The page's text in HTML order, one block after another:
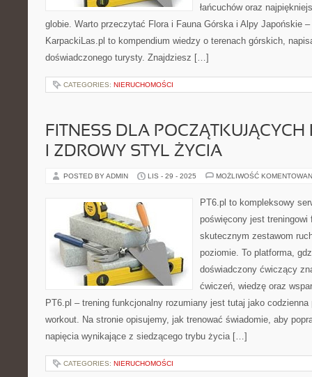
łańcuchów oraz
globie. Warto przeczytać Flora i Fauna Górska i Alpy Japońskie
KarpackiLas.pl to kompendium wiedzy o terenach górskich,
doświadczonego turysty. Znajdziesz […]
CATEGORIES: NIERUCHOMOŚCI
FITNESS DLA POCZĄTKUJĄCYCH
I ZDROWY STYL ŻYCIA
POSTED BY ADMIN LIS - 29 - 2025 MOŻLIWOŚĆ
PT6.pl to kompleksowy
poświęcony jest treningowi
skutecznym zestawom
poziomie. To platforma,
doświadczony ćwiczący
ćwiczeń, wiedzę oraz
PT6.pl – trening funkcjonalny rozumiany jest tutaj jako
workout. Na stronie opisujemy, jak trenować świadomie, aby
napięcia wynikające z siedzącego trybu życia […]
CATEGORIES: NIERUCHOMOŚCI